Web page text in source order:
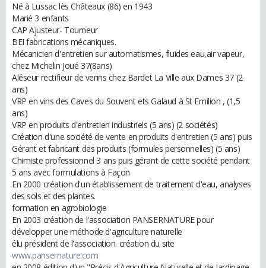
Né à Lussac lès Châteaux (86) en 1943
Marié 3 enfants
CAP Ajusteur- Tourneur
BEI fabrications mécaniques.
Mécanicien d'entretien sur automatismes, fluides eau,air vapeur,
chez Michelin Joué 37(8ans)
Aléseur rectifieur de verins chez Bardet La Ville aux Dames 37 (2
ans)
VRP en vins des Caves du Souvent ets Galaud à St Emilion , (1,5
ans)
VRP en produits d'entretien industriels (5 ans) (2 sociétés)
Création d'une société de vente en produits d'entretien (5 ans) puis
Gérant et fabricant des produits (formules personnelles) (5 ans)
Chimiste professionnel 3 ans puis gérant de cette société pendant
5 ans avec formulations à Façon
En 2000 création d'un établissement de traitement d'eau, analyses
des sols et des plantes.
formation en agrobiologie
En 2003 création de l'association PANSERNATURE pour
développer une méthode d'agriculture naturelle
élu président de l'association. création du site
www.pansernature.com